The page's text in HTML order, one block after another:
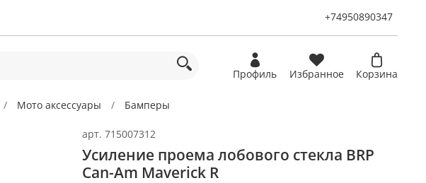
+74950890347
Профиль Избранное Корзина
Мото аксессуары Бамперы
арт. 715007312
Усиление проема лобового стекла BRP
Can-Am Maverick R